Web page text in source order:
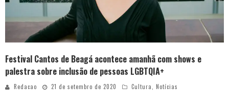
Festival Cantos de Beagá acontece amanhã com shows e
palestra sobre inclusão de pessoas LGBTQIA+
Redacao 21 de setembro de 2020 Cultura, Notícias